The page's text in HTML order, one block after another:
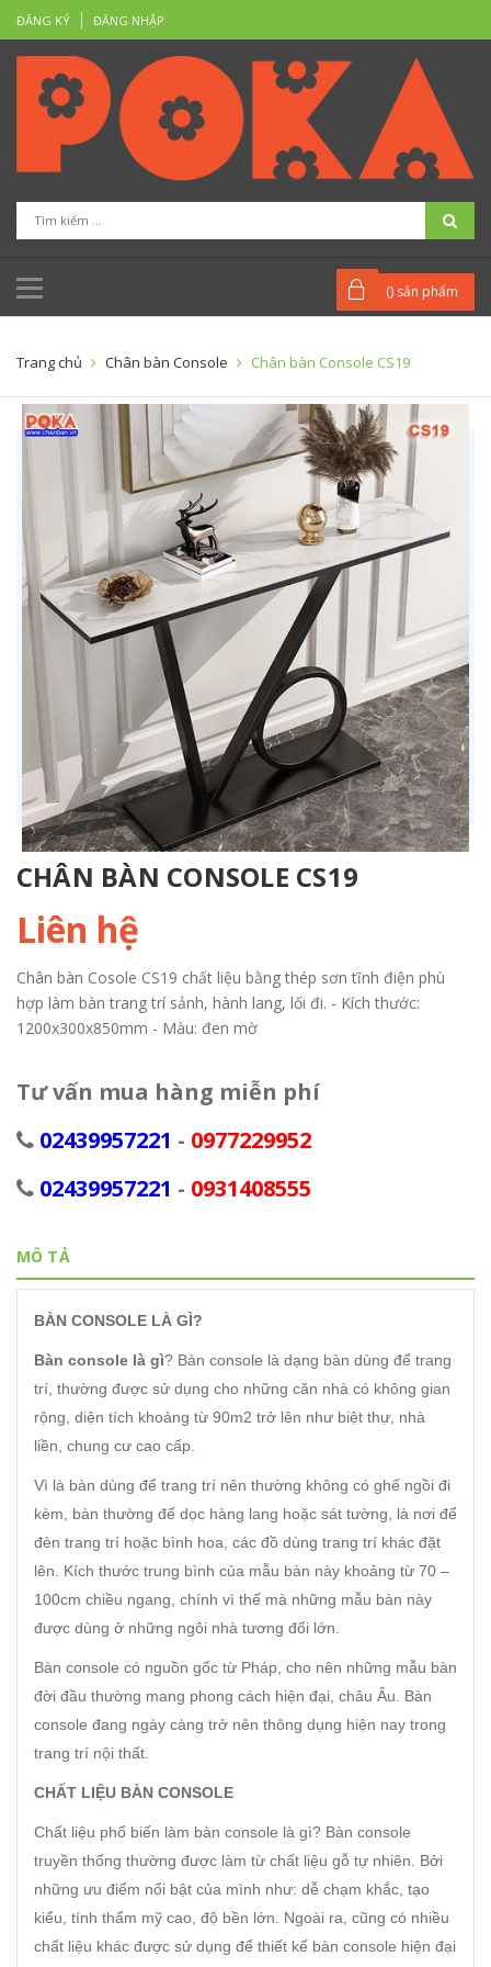
ĐĂNG KÝ ĐĂNG NHẬP
() sản phẩm
Trang chủ Chân bàn Console Chân bàn Console CS19
CHÂN BÀN CONSOLE CS19
Liên hệ
Chân bàn Cosole CS19 chất liệu bằng thép sơn tĩnh điện phù
hợp làm bàn trang trí sảnh, hành lang, lối đi. - Kích thước:
1200x300x850mm - Màu: đen mờ
Tư vấn mua hàng miễn phí
02439957221 - 0977229952
02439957221 - 0931408555
MÔ TẢ
BÀN CONSOLE LÀ GÌ?
Bàn console là gì? Bàn console là dạng bàn dùng để trang
trí, thường được sử dụng cho những căn nhà có không gian
rộng, diện tích khoảng từ 90m2 trở lên như biệt thự, nhà
liền, chung cư cao cấp.
Vì là bàn dùng để trang trí nên thường không có ghế ngồi đi
kèm, bàn thường để dọc hàng lang hoặc sát tường, là nơi để
đèn trang trí hoặc bình hoa, các đồ dùng trang trí khác đặt
lên. Kích thước trung bình của mẫu bàn này khoảng từ 70 –
100cm chiều ngang, chính vì thế mà những mẫu bàn này
được dùng ở những ngôi nhà tương đối lớn.
Bàn console có nguồn gốc từ Pháp, cho nên những mẫu bàn
đời đầu thường mang phong cách hiện đại, châu Âu. Bàn
console đang ngày càng trở nên thông dụng hiện nay trong
trang trí nội thất.
CHẤT LIỆU BÀN CONSOLE
Chất liệu phổ biến làm bàn console là gì? Bàn console
truyền thống thường được làm từ chất liệu gỗ tự nhiên. Bởi
những ưu điểm nổi bật của mình như: dễ chạm khắc, tạo
kiểu, tính thẩm mỹ cao, độ bền lớn. Ngoài ra, cũng có nhiều
chất liệu khác được sử dụng để thiết kế bàn console hiện đại